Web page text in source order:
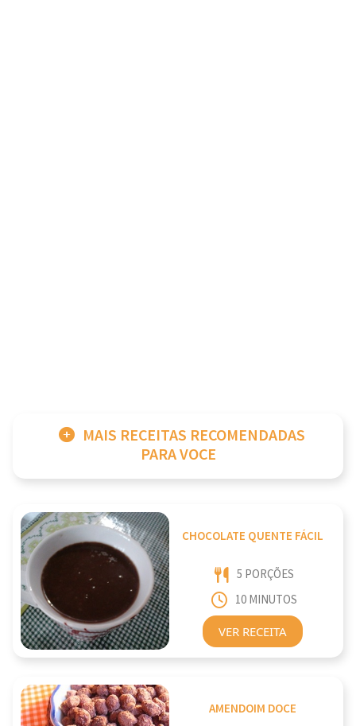
MAIS RECEITAS RECOMENDADAS
PARA VOCE
CHOCOLATE QUENTE FÁCIL
5 PORÇÕES
10 MINUTOS
VER RECEITA
AMENDOIM DOCE